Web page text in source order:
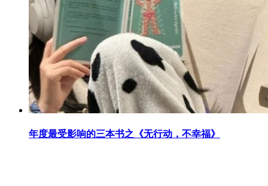
年度最受影响的三本书之《无行动，不幸福》